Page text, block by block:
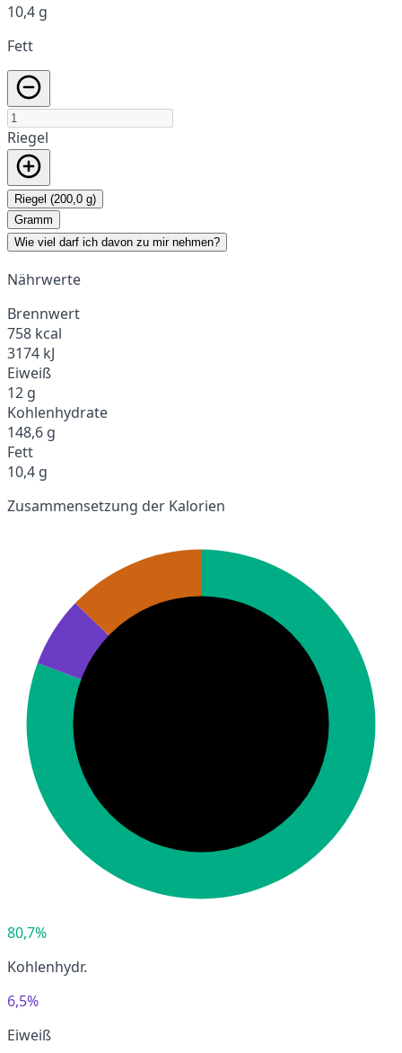
10,4 g
Fett
Riegel
Riegel (200,0 g)
Gramm
Wie viel darf ich davon zu mir nehmen?
Nährwerte
Brennwert
758 kcal
3174 kJ
Eiweiß
12 g
Kohlenhydrate
148,6 g
Fett
10,4 g
Zusammensetzung der Kalorien
80,7%
Kohlenhydr.
6,5%
Eiweiß